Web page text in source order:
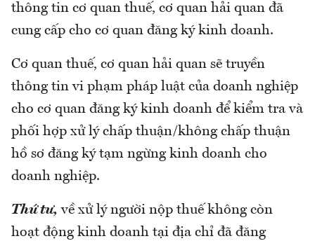
thông tin cơ quan thuế, cơ quan hải quan đã
cung cấp cho cơ quan đăng ký kinh doanh.
Cơ quan thuế, cơ quan hải quan sẽ truyền
thông tin vi phạm pháp luật của doanh nghiệp
cho cơ quan đăng ký kinh doanh để kiểm tra và
phối hợp xử lý chấp thuận/không chấp thuận
hồ sơ đăng ký tạm ngừng kinh doanh cho
doanh nghiệp.
Thứ tư, về xử lý người nộp thuế không còn
hoạt động kinh doanh tại địa chỉ đã đăng